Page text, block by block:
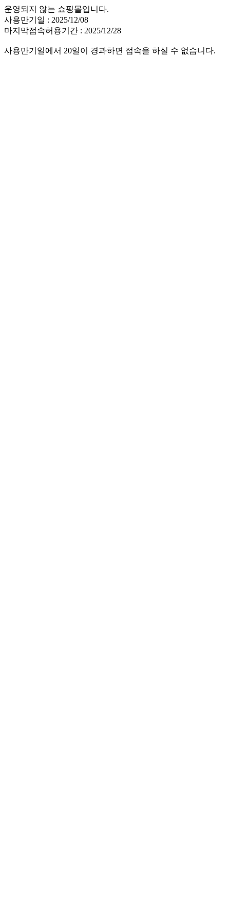
운영되지 않는 쇼핑몰입니다.
사용만기일 : 2025/12/08
마지막접속허용기간 : 2025/12/28
사용만기일에서 20일이 경과하면 접속을 하실 수 없습니다.